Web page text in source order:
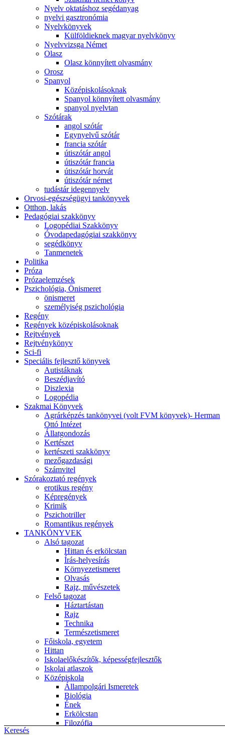
Keresés
Nyelv oktatáshoz segédanyag
nyelvi gasztronómia
Nyelvkönyvek
Külföldieknek magyar nyelvkönyv
Nyelvvizsga Német
Olasz
Olasz könnyített olvasmány
Orosz
Spanyol
Középiskolásoknak
Spanyol könnyített olvasmány
spanyol nyelvtan
Szótárak
angol szótár
Egynyelvű szótár
francia szótár
útiszótár angol
útiszótár francia
útiszótár horvát
útiszótár német
tudástár idegennyelv
Orvosi-egészségügyi tankönyvek
Otthon, lakás
Pedagógiai szakkönyv
Logopédiai Szakkönyv
Óvodapedagógiai szakkönyv
segédkönyv
Tanmenetek
Politika
Próza
Prózaelemzések
Pszichológia, Önismeret
önismeret
személyiség pszichológia
Regény
Regények középiskolásoknak
Rejtvények
Rejtvénykönyv
Sci-fi
Speciális fejlesztő könyvek
Autistáknak
Beszédjavító
Diszlexia
Logopédia
Szakmai Könyvek
Agrárképzés tankönyvei (volt FVM könyvek)- Herman
Ottó Intézet
Állatgondozás
Kertészet
kertészeti szakkönyv
mezőgazdasági
Számvitel
Szórakoztató regények
erotikus regény
Képregények
Krimik
Pszichotriller
Romantikus regények
TANKÖNYVEK
Alsó tagozat
Hittan és erkölcstan
Írás-helyesírás
Környezetismeret
Olvasás
Rajz, művészetek
Felső tagozat
Háztartástan
Rajz
Technika
Természetismeret
Főiskola, egyetem
Hittan
Iskolaelőkészítők, képességfejlesztők
Iskolai atlaszok
Középiskola
Állampolgári Ismeretek
Biológia
Ének
Erkölcstan
Filozófia